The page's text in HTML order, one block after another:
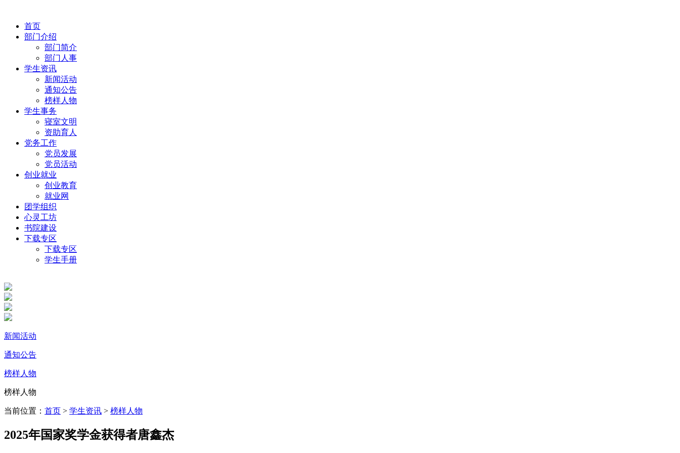
首页
部门介绍
部门简介
部门人事
学生资讯
新闻活动
通知公告
榜样人物
学生事务
寝室文明
资助育人
党务工作
党员发展
党员活动
创业就业
创业教育
就业网
团学组织
心灵工坊
书院建设
下载专区
下载专区
学生手册
新闻活动
通知公告
榜样人物
榜样人物
当前位置： 首页 > 学生资讯 > 榜样人物
2025年国家奖学金获得者唐鑫杰